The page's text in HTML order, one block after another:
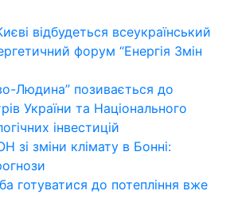
відбудеться всеукраїнський
форум “Енергія Змін
Людина” позивається до
України та Національного
інвестицій
зі зміни клімату в Бонні:
готуватися до потепління вже